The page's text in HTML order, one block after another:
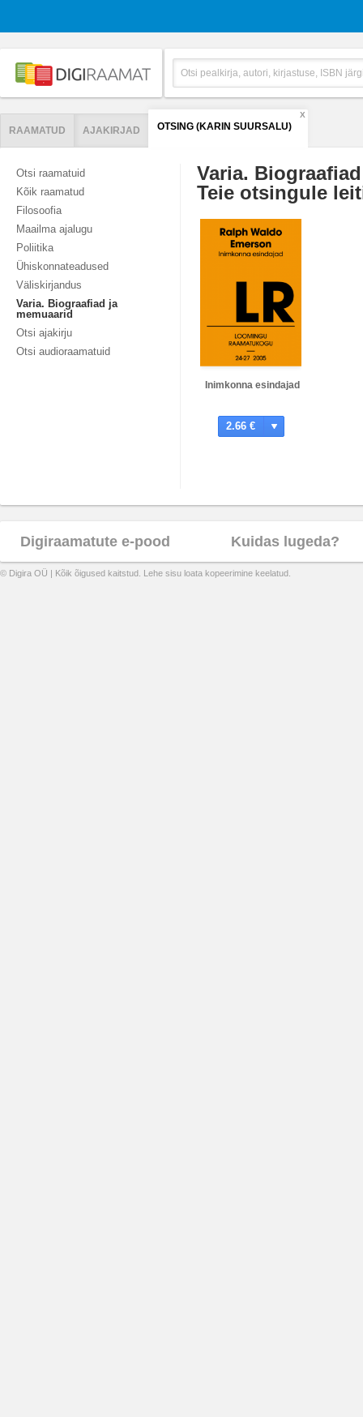
RAAMATUD AJAKIRJAD OTSING (KARIN SUURSALU)
X
Otsi raamatuid
Kõik raamatud
Filosoofia
Maailma ajalugu
Poliitika
Ühiskonnateadused
Väliskirjandus
Varia. Biograafiad ja
memuaarid
Otsi ajakirju
Otsi audioraamatuid
Varia.
Teie otsingule
Inimkonna esindajad
2.66 €
Digiraamatute e-pood Kuidas lugeda?
© Digira OÜ | Kõik õigused kaitstud. Lehe sisu loata kopeerimine keelatud.